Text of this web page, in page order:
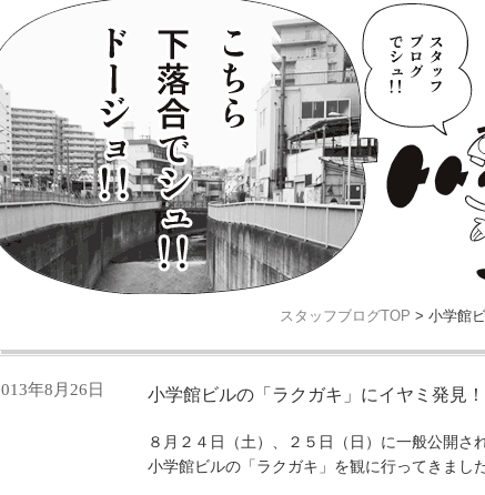
スタッフブログTOP > 小学館
年8月26日 小学館ビルの「ラクガキ」にイヤミ発見！
８月２４日（土）、２５日（日）に一般公開さ
小学館ビルの「ラクガキ」を観に行ってきました